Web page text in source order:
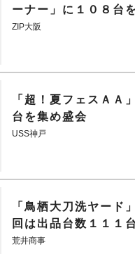
ーナー」に１０８台
ZIP大阪
「超！夏フェスＡＡ
台を集め盛会
USS神戸
「鳥栖大刀洗ヤード
回は出品台数１１１台
荒井商事